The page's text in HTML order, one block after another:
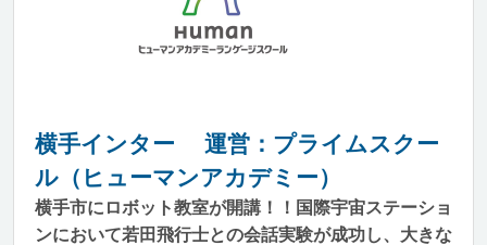
横手インター 運営：プライムスクー
ル（ヒューマンアカデミー）
横手市にロボット教室が開講！！国際宇宙ステーショ
ンにおいて若田飛行士との会話実験が成功し、大きな